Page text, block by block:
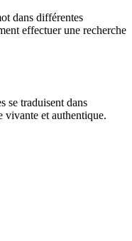
dans différentes
effectuer une recherche
se traduisent dans
vivante et authentique.